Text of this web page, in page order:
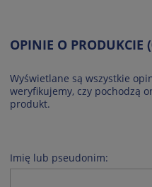
OPINIE O PRODUKCIE
Wyświetlane są wszystkie
weryfikujemy, czy pochodzą
produkt.
Imię lub pseudonim: